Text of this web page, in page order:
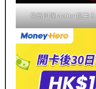
信銀國際Motion信用卡